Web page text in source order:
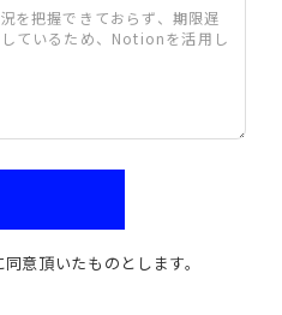
を把握できておらず、期限遅
ているため、Notionを活用し
同意頂いたものとします。